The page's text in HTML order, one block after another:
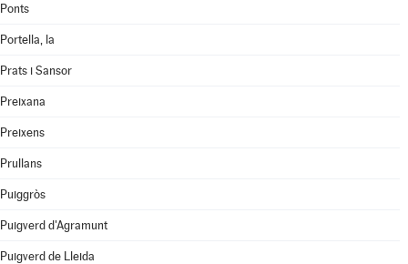
Ponts
Portella, la
Prats i Sansor
Preixana
Preixens
Prullans
Puiggròs
Puigverd d'Agramunt
Puigverd de Lleida